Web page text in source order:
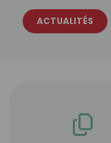
ACTUALITÉS